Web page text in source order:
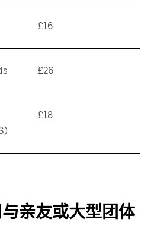
£16
£26
£18
亲友或大型团体